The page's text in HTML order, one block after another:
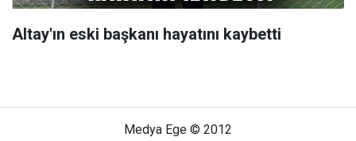
Altay'ın eski başkanı hayatını kaybetti
Medya Ege © 2012